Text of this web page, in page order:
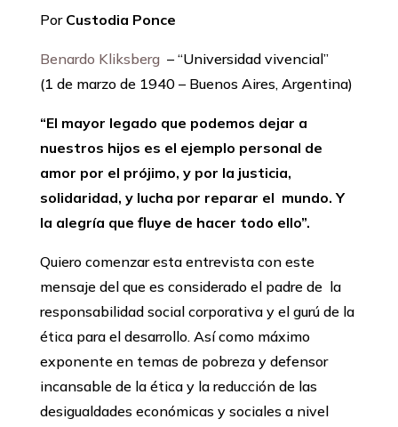
Por Custodia Ponce
Benardo Kliksberg– “Universidad vivencial”
(1 de marzo de 1940 – Buenos Aires, Argentina)
“El mayor legado que podemos dejar a
nuestros hijos es el ejemplo personal de
amor por el prójimo, y por la justicia,
solidaridad, y lucha por reparar el mundo. Y
la alegría que fluye de hacer todo ello”.
Quiero comenzar esta entrevista con este
mensaje del que es considerado el padre de la
responsabilidad social corporativa y el gurú de la
ética para el desarrollo. Así como máximo
exponente en temas de pobreza y defensor
incansable de la ética y la reducción de las
desigualdades económicas y sociales a nivel